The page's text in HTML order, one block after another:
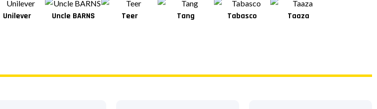
Unilever Uncle BARNS Teer Tang Tabasco Taaza